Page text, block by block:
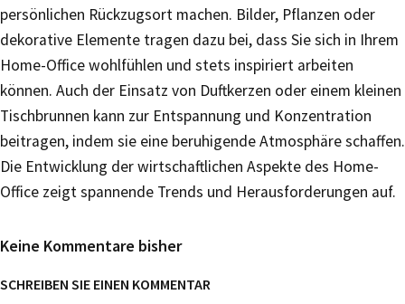
persönlichen Rückzugsort machen. Bilder, Pflanzen oder
dekorative Elemente tragen dazu bei, dass Sie sich in Ihrem
Home-Office wohlfühlen und stets inspiriert arbeiten
können. Auch der Einsatz von Duftkerzen oder einem kleinen
Tischbrunnen kann zur Entspannung und Konzentration
beitragen, indem sie eine beruhigende Atmosphäre schaffen.
Die Entwicklung der wirtschaftlichen Aspekte des Home-
Office zeigt spannende Trends und Herausforderungen auf.
Keine Kommentare bisher
SCHREIBEN SIE EINEN KOMMENTAR